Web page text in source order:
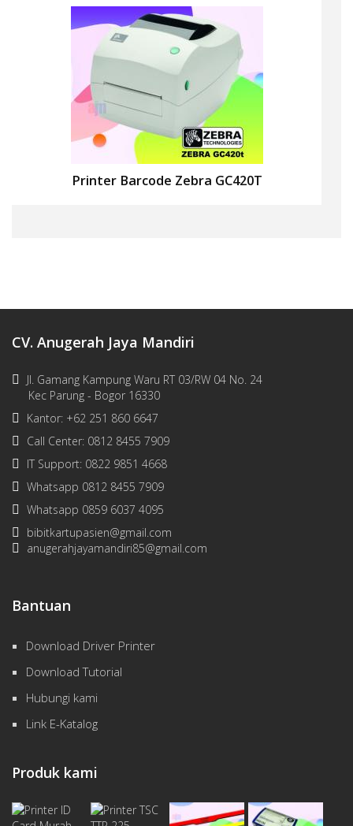
Printer Barcode Zebra GC420T
CV. Anugerah Jaya Mandiri
Jl. Gamang Kampung Waru RT 03/RW 04 No. 24
Kec Parung - Bogor 16330
Kantor: +62 251 860 6647
Call Center: 0812 8455 7909
IT Support: 0822 9851 4668
Whatsapp 0812 8455 7909
Whatsapp 0859 6037 4095
bibitkartupasien@gmail.com
anugerahjayamandiri85@gmail.com
Bantuan
Download Driver Printer
Download Tutorial
Hubungi kami
Link E-Katalog
Produk kami